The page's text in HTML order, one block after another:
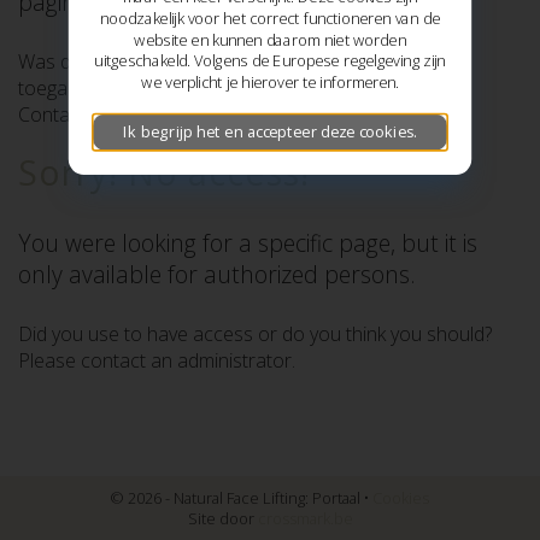
Was deze pagina vroeger wel beschikbaar of denkt u
toegang te hebben?
Contacteer dan een adminstrator.
Sorry! No access!
You were looking for a specific page, but it is
only available for authorized persons.
Did you use to have access or do you think you should?
Please contact an administrator.
© 2026 - Natural Face Lifting: Portaal •
Site door
noodzakelijk voor het correct functioneren van de
website en kunnen daarom niet worden
uitgeschakeld. Volgens de Europese regelgeving zijn
we verplicht je hierover te informeren.
Ik begrijp het en accepteer deze cookies.